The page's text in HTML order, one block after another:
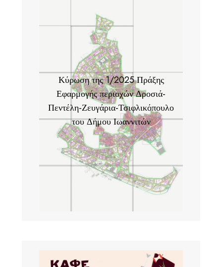
Κύρωση της 1/2025 Πράξης
Εφαρμογής περιοχών Δροσιά-
Πεντέλη-Ζευγάρια-Τσιφλικόπουλο
του Δήμου Ιωαννιτών